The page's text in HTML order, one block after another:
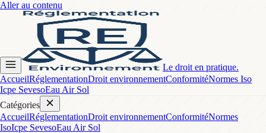
Aller au contenu
Le droit en pratique.
AccueilRéglementationDroit environnementConformitéNormes Iso
Icpe SevesoEau Air Sol
Catégories
AccueilRéglementationDroit environnementConformitéNormes
IsoIcpe SevesoEau Air Sol